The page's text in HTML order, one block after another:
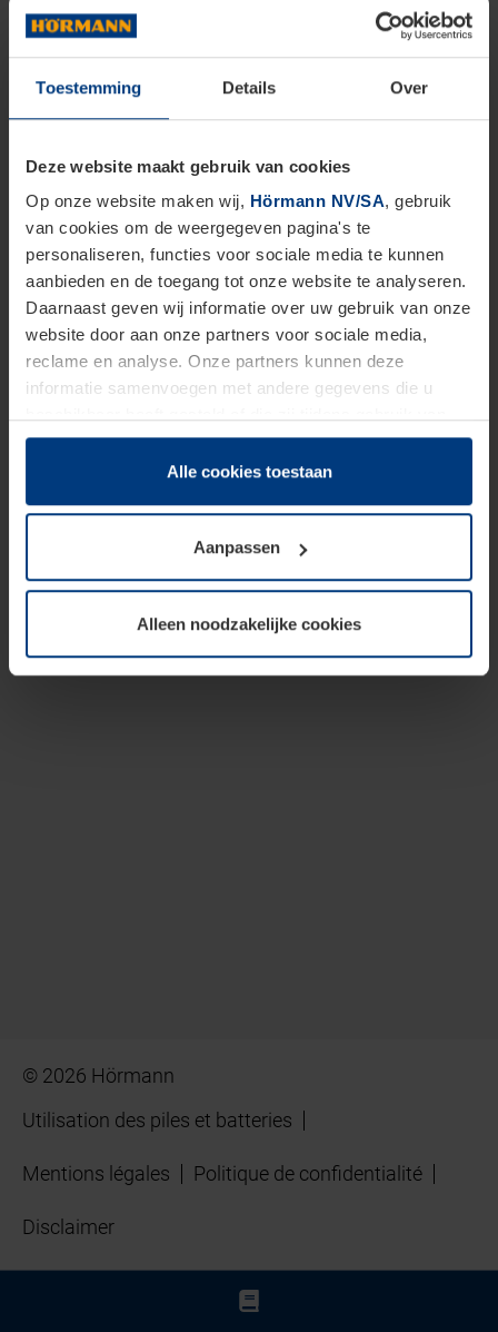
Toestemming Details Over
Deze website maakt gebruik van cookies
Op onze website maken wij, Hörmann NV/SA, gebruik
van cookies om de weergegeven pagina's te
personaliseren, functies voor sociale media te kunnen
aanbieden en de toegang tot onze website te analyseren.
Daarnaast geven wij informatie over uw gebruik van onze
website door aan onze partners voor sociale media,
reclame en analyse. Onze partners kunnen deze
informatie samenvoegen met andere gegevens die u
hun diensten hebben verzameld.
Juridisch hebben wij het recht om cookies op uw
van deze pagina's absoluut vereist is. Voor alle andere
soorten cookies is uw toestemming benodigd. Uw
toestemming kunt u op elk moment bij de uitleg van de
wijzigen of herroepen.
Alle cookies toestaan
Aanpassen
Alleen noodzakelijke cookies
© 2026 Hörmann
Utilisation des piles et batteries
Mentions légales Politique de confidentialité
Disclaimer